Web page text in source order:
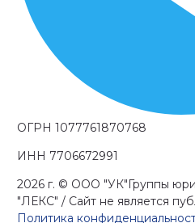
ОГРН 1077761870768
ИНН 7706672991
2026 г. © OOO "УК"Группы
"ЛЕКС" / Сайт не является
Политика